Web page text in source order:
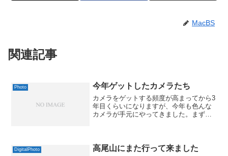
MacBS
関連記事
Photo 今年ゲットしたカメラたち
カメラをゲットする頻度が高まってから3
年目くらいになりますが、今年も色んな
カメラが手元にやってきました。まず、
D300何より...
DigitalPhoto 高尾山にまた行って来ました